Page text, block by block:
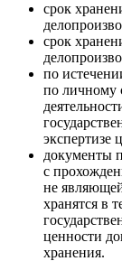
срок
срок
по
по личному
экспертизе
документы
с
не
хранятся в
ценности
хранения.